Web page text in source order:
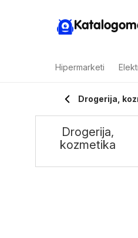
Hipermarketi
Drogerija,
Drogerija,
kozmetika